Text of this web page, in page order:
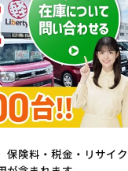
保険料・税金・リサイク